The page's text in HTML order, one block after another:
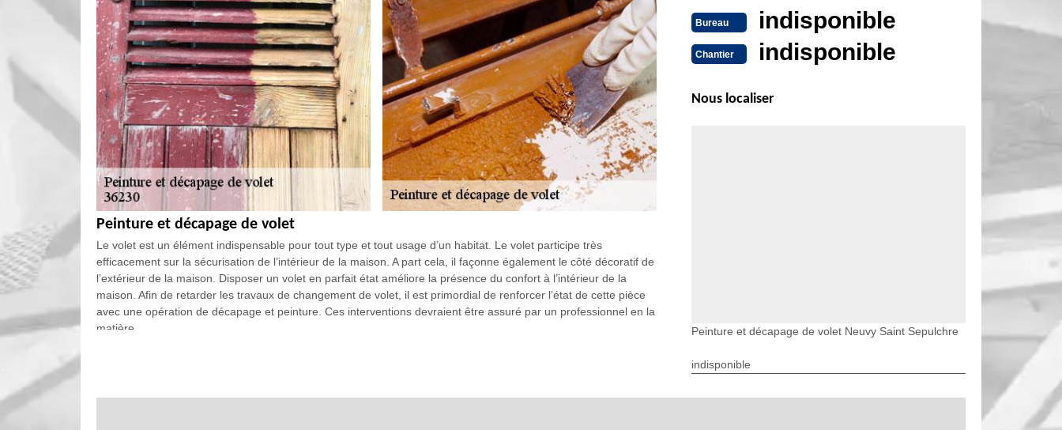
Peinture et décapage de volet
Le volet est un élément indispensable pour tout type et tout usage d’un habitat. Le volet participe très
efficacement sur la sécurisation de l’intérieur de la maison. A part cela, il façonne également le côté décoratif de
l’extérieur de la maison. Disposer un volet en parfait état améliore la présence du confort à l’intérieur de la
maison. Afin de retarder les travaux de changement de volet, il est primordial de renforcer l’état de cette pièce
avec une opération de décapage et peinture. Ces interventions devraient être assuré par un professionnel en la
matière.
des opérations qui favorisent l’élargissement de la longévité de fonctionnement d’un volet. Le grand avantage
Bureau indisponible
Chantier indisponible
Nous localiser
Peinture et décapage de volet Neuvy Saint Sepulchre
indisponible